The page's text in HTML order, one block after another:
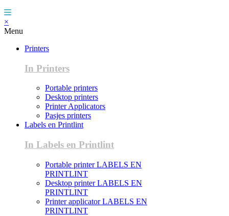
×
Menu
Printers
In Printers
Portable printers
Desktop printers
Printer Applicators
Pasjes printers
Labels en Printlint
In Labels en Printlint
Portable printer LABELS EN
PRINTLINT
Desktop printer LABELS EN
PRINTLINT
Printer applicator LABELS EN
PRINTLINT